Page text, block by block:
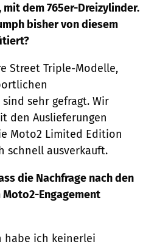
dem 765er-Dreizylinder.
bisher von diesem
Street Triple-Modelle,
sehr gefragt. Wir
den Auslieferungen
Moto2 Limited Edition
schnell ausverkauft.
die Nachfrage nach den
Engagement
habe ich keinerlei